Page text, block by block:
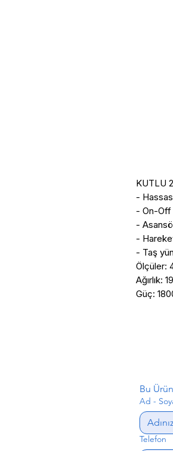
KUTLU
-
- On-Off
-
-
- Taş
Ölçüler:
Ağırlık:
Güç:
Bu
Ad -
Telefon